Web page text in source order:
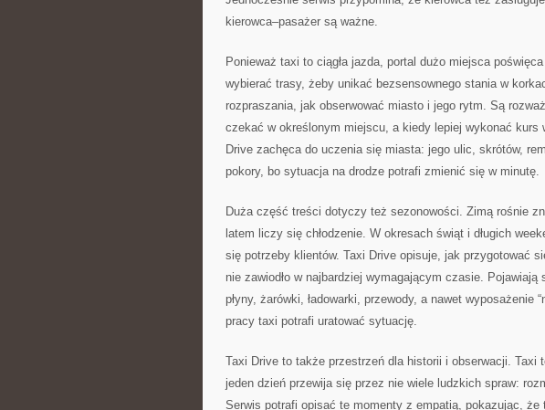
kierowca–pasażer są ważne.
Ponieważ taxi to ciągła jazda, portal dużo miejsca
wybierać trasy, żeby unikać bezsensownego stania w
rozpraszania, jak obserwować miasto i jego rytm. Są
czekać w określonym miejscu, a kiedy lepiej wykonać kurs
Drive zachęca do uczenia się miasta: jego ulic, skrótów,
pokory, bo sytuacja na drodze potrafi zmienić się w minutę.
Duża część treści dotyczy też sezonowości. Zimą rośnie
latem liczy się chłodzenie. W okresach świąt i długich
się potrzeby klientów. Taxi Drive opisuje, jak przygotować
nie zawiodło w najbardziej wymagającym czasie.
płyny, żarówki, ładowarki, przewody, a nawet wyposażenie
pracy taxi potrafi uratować sytuację.
Taxi Drive to także przestrzeń dla historii i obserwacji. Taxi
jeden dzień przewija się przez nie wiele ludzkich spraw:
Serwis potrafi opisać te momenty z empatią, pokazując,